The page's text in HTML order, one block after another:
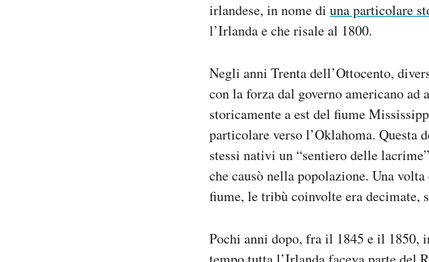
irlandese, in nome di una particolare
l’Irlanda e che risale al 1800.
Negli anni Trenta dell’Ottocento,
con la forza dal governo americano
storicamente a est del fiume
particolare verso l’Oklahoma. Questa
stessi nativi un “sentiero delle
che causò nella popolazione. Una
fiume, le tribù coinvolte era decimate,
Pochi anni dopo, fra il 1845 e il 1850,